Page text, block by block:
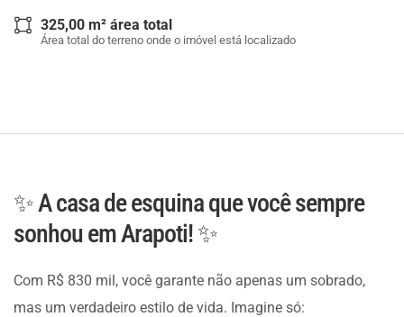
325,00 m² área total
Área total do terreno onde o imóvel está localizado
✨ A casa de esquina que você sempre
sonhou em Arapoti! ✨
Com R$ 830 mil, você garante não apenas um sobrado,
mas um verdadeiro estilo de vida. Imagine só: